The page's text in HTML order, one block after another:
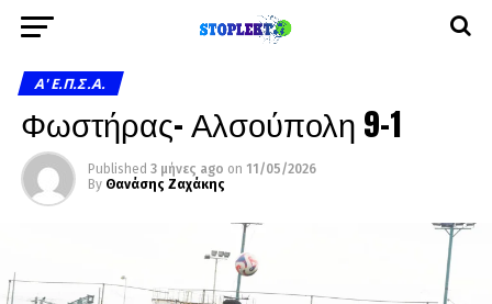
A' Ε.Π.Σ.Α.
Φωστήρας- Αλσούπολη 9-1
Published 3 μήνες ago on 11/05/2026
By Θανάσης Ζαχάκης